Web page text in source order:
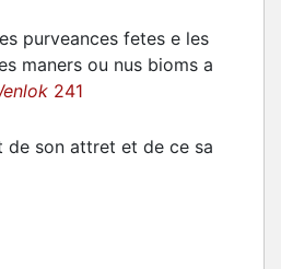
purveances fetes e les
maners ou nus bioms a
241
de son attret et de ce sa